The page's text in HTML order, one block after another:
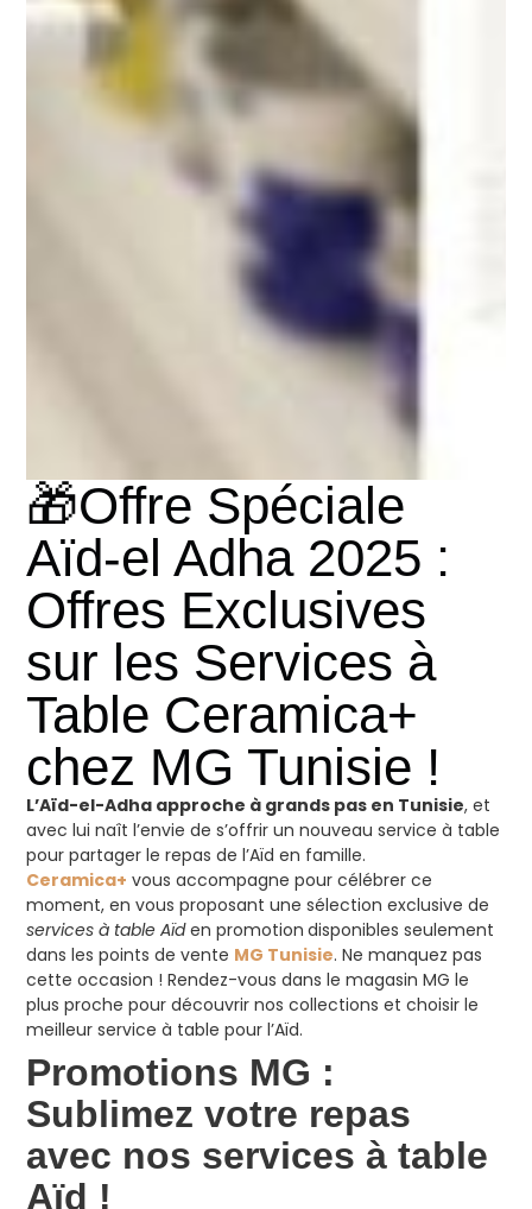
🎁Offre Spéciale
Aïd-el Adha 2025 :
Offres Exclusives
sur les Services à
Table Ceramica+
chez MG Tunisie !
L’Aïd-el-Adha approche à grands pas en Tunisie, et
avec lui naît l’envie de s’offrir un nouveau service à table
pour partager le repas de l’Aïd en famille.
Ceramica+ vous accompagne pour célébrer ce
moment, en vous proposant une sélection exclusive de
services à table Aïden promotion disponibles seulement
dans les points de vente MG Tunisie. Ne manquez pas
cette occasion ! Rendez-vous dans le magasin MG le
plus proche pour découvrir nos collections et choisir le
meilleur service à table pour l’Aïd.
Promotions MG :
Sublimez votre repas
avec nos services à table
Aïd !